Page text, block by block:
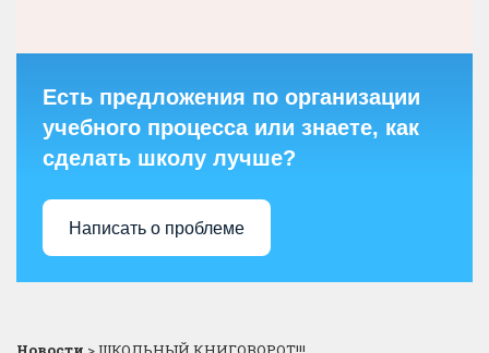
Есть предложения по организации
учебного процесса или знаете, как
сделать школу лучше?
Написать о проблеме